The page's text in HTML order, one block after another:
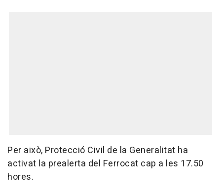
Per això, Protecció Civil de la Generalitat ha
activat la prealerta del Ferrocat cap a les 17.50
hores.